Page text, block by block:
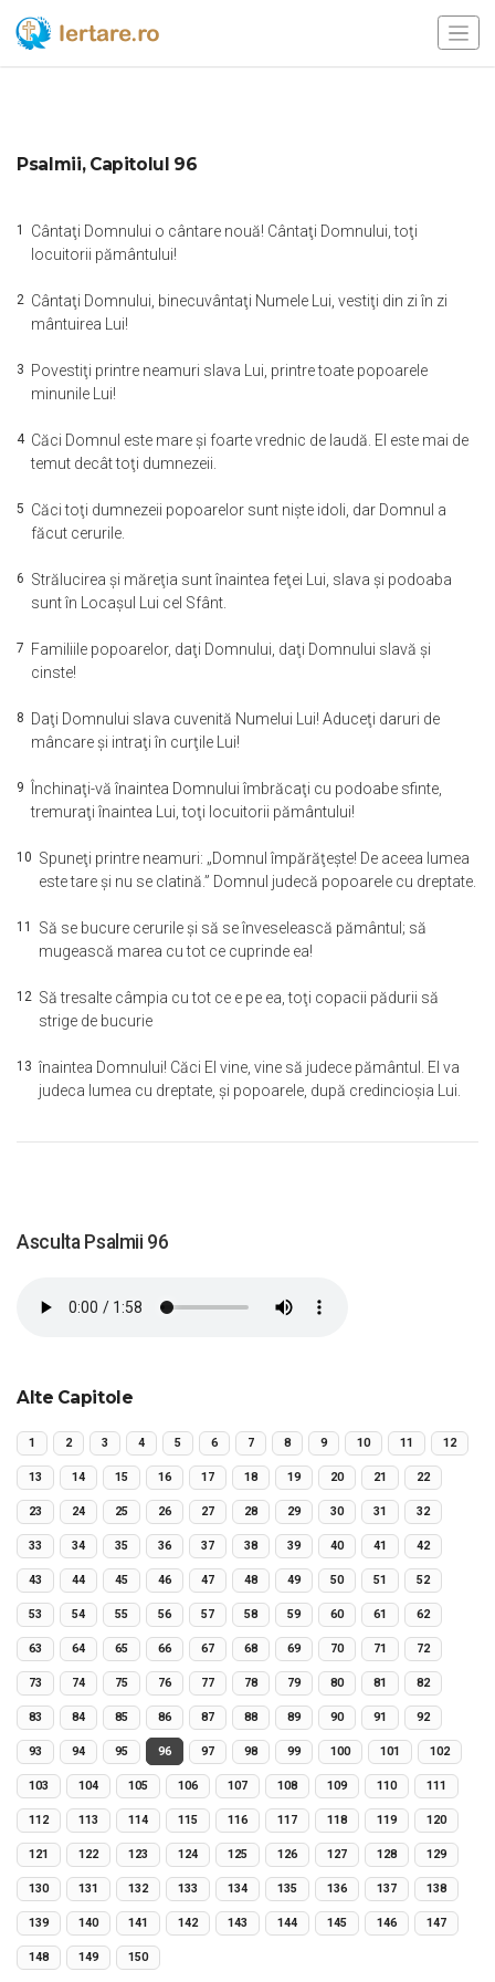
Psalmii, Capitolul 96
1 Cântaţi Domnului o cântare nouă! Cântaţi Domnului, toţi
locuitorii pământului!
2 Cântaţi Domnului, binecuvântaţi Numele Lui, vestiţi din zi în zi
mântuirea Lui!
3 Povestiţi printre neamuri slava Lui, printre toate popoarele
minunile Lui!
4 Căci Domnul este mare şi foarte vrednic de laudă. El este mai de
temut decât toţi dumnezeii.
5 Căci toţi dumnezeii popoarelor sunt nişte idoli, dar Domnul a
făcut cerurile.
6 Strălucirea şi măreţia sunt înaintea feţei Lui, slava şi podoaba
sunt în Locaşul Lui cel Sfânt.
7 Familiile popoarelor, daţi Domnului, daţi Domnului slavă şi
cinste!
8 Daţi Domnului slava cuvenită Numelui Lui! Aduceţi daruri de
mâncare şi intraţi în curţile Lui!
9
Închinaţi-vă înaintea Domnului îmbrăcaţi cu podoabe sfinte,
tremuraţi înaintea Lui, toţi locuitorii pământului!
10 Spuneţi printre neamuri: „Domnul împărăţeşte! De aceea lumea
este tare şi nu se clatină.” Domnul judecă popoarele cu dreptate.
11 Să se bucure cerurile şi să se înveselească pământul; să
mugească marea cu tot ce cuprinde ea!
12 Să tresalte câmpia cu tot ce e pe ea, toţi copacii pădurii să
strige de bucurie
13 înaintea Domnului! Căci El vine, vine să judece pământul. El va
judeca lumea cu dreptate, şi popoarele, după credincioşia Lui.
Asculta Psalmii 96
Alte Capitole
1 2 3 4 5 6 7 8 9 10 11 12
13 14 15 16 17 18 19 20 21 22
23 24 25 26 27 28 29 30 31 32
33 34 35 36 37 38 39 40 41 42
43 44 45 46 47 48 49 50 51 52
53 54 55 56 57 58 59 60 61 62
63 64 65 66 67 68 69 70 71 72
73 74 75 76 77 78 79 80 81 82
83 84 85 86 87 88 89 90 91 92
93 94 95 96 97 98 99 100 101 102
103 104 105 106 107 108 109 110 111
112 113 114 115 116 117 118 119 120
121 122 123 124 125 126 127 128 129
130 131 132 133 134 135 136 137 138
139 140 141 142 143 144 145 146 147
148 149 150